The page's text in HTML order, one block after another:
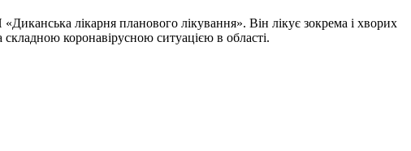
лікарня планового лікування». Він лікує зокрема і хворих
коронавірусною ситуацією в області.